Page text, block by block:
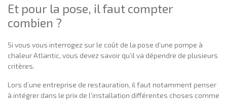
Et pour la pose, il faut compter
combien ?
Si vous vous interrogez sur le coût de la pose d’une pompe à
chaleur Atlantic, vous devez savoir qu’il va dépendre de plusieurs
critères.
Lors d’une entreprise de restauration, il faut notamment penser
à intégrer dans le prix de l’installation différentes choses comme